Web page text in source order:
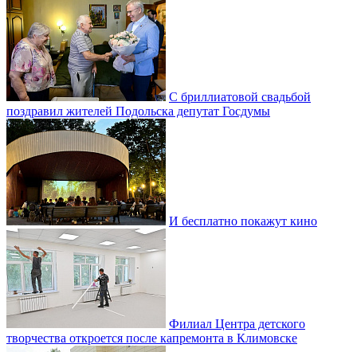
С бриллиатовой свадьбой
поздравил жителей Подольска депутат Госдумы
И бесплатно покажут кино
Филиал Центра детского
творчества откроется после капремонта в Климовске